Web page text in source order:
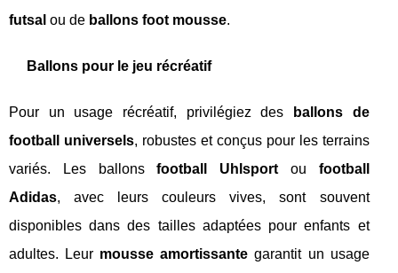
futsal ou de ballons foot mousse.
Ballons pour le jeu récréatif
Pour un usage récréatif, privilégiez des
ballons de
football universels, robustes et conçus pour les terrains
variés. Les ballonsfootball Uhlsport ou football
Adidas, avec leurs couleurs vives, sont souvent
disponibles dans des tailles adaptées pour enfants et
adultes. Leur mousse amortissante garantit un usage